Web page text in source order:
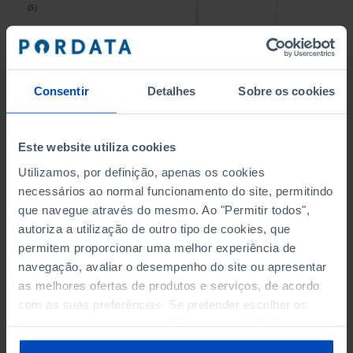
Consentir Detalhes Sobre os cookies
Este website utiliza cookies
Utilizamos, por definição, apenas os cookies
necessários ao normal funcionamento do site, permitindo
que navegue através do mesmo. Ao "Permitir todos",
autoriza a utilização de outro tipo de cookies, que
permitem proporcionar uma melhor experiência de
navegação, avaliar o desempenho do site ou apresentar
as melhores ofertas de produtos e serviços, de acordo
com as suas preferências. Se pretender escolher os
sobre cookies através da gestão de preferências ou da
(5)
(5)
PESSOAL AO SERVIÇO NAS
PESSOAL AO SERVIÇO NAS
DO MUNICÍPIO (%)
Empresas não financeiras
DO MUNICÍPIO (%)
Empresas não financeiras
VOLUME DE NEGÓCIOS DAS
QUATRO MAIORES EMPRESAS
DO MUNICÍPIO (%)
VOLUME DE NEGÓCIOS DAS
QUATRO MAIORES EMPRESAS
DO MUNICÍPIO (%)
-
BANCOS, CAIXAS ECONÓMICAS
BANCOS, CAIXAS ECONÓMICAS
CAIXAS DE CRÉDITO AGRÍCOLA
CAIXAS DE CRÉDITO AGRÍCOLA